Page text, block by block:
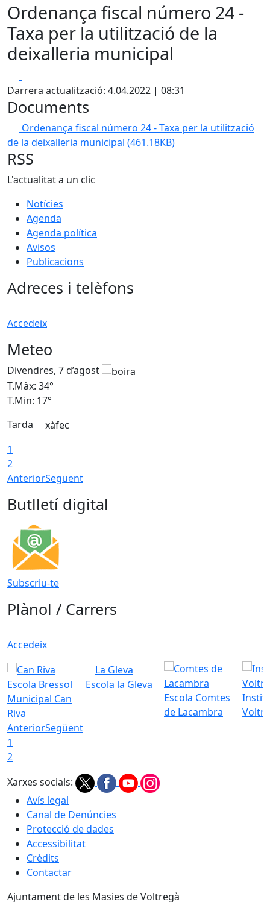
Ordenança fiscal número 24 -
Taxa per la utilització de la
deixalleria municipal
Darrera actualització: 4.04.2022 | 08:31
Documents
Ordenança fiscal número 24 - Taxa per la utilització
de la deixalleria municipal (461.18KB)
RSS
L'actualitat a un clic
Notícies
Agenda
Agenda política
Avisos
Publicacions
Adreces i telèfons
Accedeix
Meteo
Divendres, 7 d’agost
T.Màx: 34°
T.Min: 17°
Tarda
1
2
AnteriorSegüent
Butlletí digital
Subscriu-te
Plànol / Carrers
Accedeix
Escola Bressol
Municipal Can
Riva
Escola la Gleva
Escola Comtes
de Lacambra
AnteriorSegüent
1
2
Xarxes socials:
Avís legal
Canal de Denúncies
Protecció de dades
Accessibilitat
Crèdits
Contactar
Ajuntament de les Masies de Voltregà